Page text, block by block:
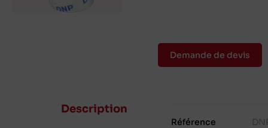
Demande de devis
Description
Référence